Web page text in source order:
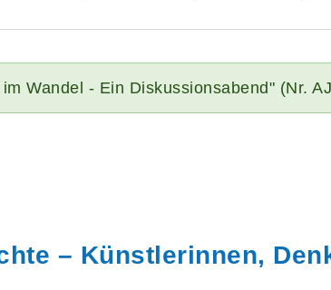
Wandel - Ein Diskussionsabend" (Nr.
– Künstlerinnen,